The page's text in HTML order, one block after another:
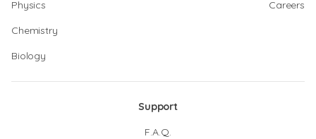
Physics
Chemistry
Biology
Careers
Support
F.A.Q.